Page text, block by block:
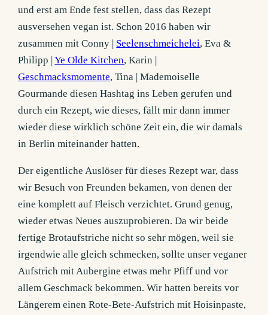
und erst am Ende fest stellen, dass das Rezept
ausversehen vegan ist. Schon 2016 haben wir
zusammen mit Conny | Seelenschmeichelei, Eva &
Philipp |Ye Olde Kitchen, Karin |
Geschmacksmomente, Tina | Mademoiselle
Gourmande diesen Hashtag ins Leben gerufen und
durch ein Rezept, wie dieses, fällt mir dann immer
wieder diese wirklich schöne Zeit ein, die wir damals
in Berlin miteinander hatten.
Der eigentliche Auslöser für dieses Rezept war, dass
wir Besuch von Freunden bekamen, von denen der
eine komplett auf Fleisch verzichtet. Grund genug,
wieder etwas Neues auszuprobieren. Da wir beide
fertige Brotaufstriche nicht so sehr mögen, weil sie
irgendwie alle gleich schmecken, sollte unser veganer
Aufstrich mit Aubergine etwas mehr Pfiff und vor
allem Geschmack bekommen. Wir hatten bereits vor
Längerem einen Rote-Bete-Aufstrich mit Hoisinpaste,